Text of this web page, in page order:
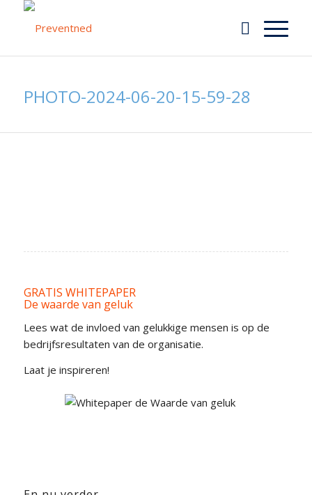
PHOTO-2024-06-20-15-59-28
GRATIS WHITEPAPER
De waarde van geluk
Lees wat de invloed van gelukkige mensen is op de
bedrijfsresultaten van de organisatie.
Laat je inspireren!